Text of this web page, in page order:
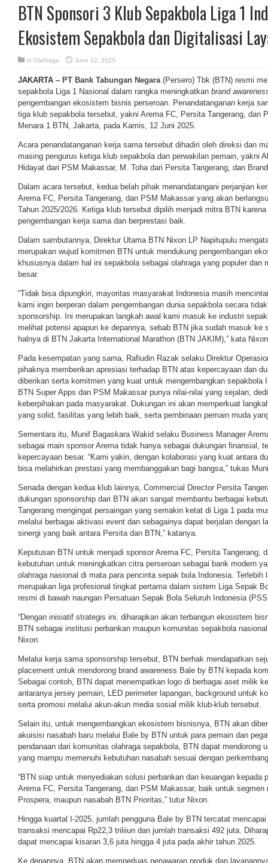
BTN Sponsori 3 Klub Sepakbola Liga 1
Ekosistem Sepakbola dan Digitalisasi
in Olahraga June 12, 2025
JAKARTA – PT Bank Tabungan Negara(Persero) Tbk (BTN) resmi
sepakbola Liga 1 Nasional dalam rangka meningkatkan brand
pengembangan ekosistem bisnis perseroan. Penandatanganan kerja
tiga klub sepakbola tersebut, yakni Arema FC, Persita Tangerang, dan
Menara 1 BTN, Jakarta, pada Kamis, 12 Juni 2025.
Acara penandatanganan kerja sama tersebut dihadiri oleh direksi dan
masing pengurus ketiga klub sepakbola dan perwakilan pemain, yakni
Hidayat dari PSM Makassar, M. Toha dari Persita Tangerang, dan
Dalam acara tersebut, kedua belah pihak menandatangani perjanjian
Arema FC, Persita Tangerang, dan PSM Makassar yang akan
Tahun 2025/2026. Ketiga klub tersebut dipilih menjadi mitra BTN
pengembangan kerja sama dan berprestasi baik.
Dalam sambutannya, Direktur Utama BTN Nixon LP Napitupulu
merupakan wujud komitmen BTN untuk mendukung pengembangan
khususnya dalam hal ini sepakbola sebagai olahraga yang populer
besar.
“Tidak bisa dipungkiri, mayoritas masyarakat Indonesia masih
kami ingin berperan dalam pengembangan dunia sepakbola secara
sponsorship. Ini merupakan langkah awal kami masuk ke industri
melihat potensi apapun ke depannya, sebab BTN jika sudah masuk ke
halnya di BTN Jakarta International Marathon (BTN JAKIM),” kata
Pada kesempatan yang sama, Rafiudin Razak selaku Direktur
pihaknya memberikan apresiasi terhadap BTN atas kepercayaan dan
diberikan serta komitmen yang kuat untuk mengembangkan sepakbola
BTN Super Apps dan PSM Makassar punya nilai-nilai yang sejalan,
keberpihakan pada masyarakat. Dukungan ini akan memperkuat
yang solid, fasilitas yang lebih baik, serta pembinaan pemain muda
Sementara itu, Munif Bagaskara Wakid selaku Business Manager
sebagai main sponsor Arema tidak hanya sebagai dukungan finansial,
kepercayaan besar. “Kami yakin, dengan kolaborasi yang kuat antara
bisa melahirkan prestasi yang membanggakan bagi bangsa,” tukas
Senada dengan kedua klub lainnya, Commercial Director Persita
dukungan sponsorship dari BTN akan sangat membantu berbagai
Tangerang mengingat persaingan yang semakin ketat di Liga 1 pada
melalui berbagai aktivasi event dan sebagainya dapat berjalan dengan
sinergi yang baik antara Persita dan BTN,” katanya.
Keputusan BTN untuk menjadi sponsor Arema FC, Persita Tangerang,
kebutuhan untuk meningkatkan citra perseroan sebagai bank modern
olahraga nasional di mata para pencinta sepak bola Indonesia.
merupakan liga profesional tingkat pertama dalam sistem Liga Sepak
resmi di bawah naungan Persatuan Sepak Bola Seluruh Indonesia
“Dengan inisiatif strategis ini, diharapkan akan terbangun ekosistem
BTN sebagai institusi perbankan maupun komunitas sepakbola
Nixon.
Melalui kerja sama sponsorship tersebut, BTN berhak mendapatkan
placement untuk mendorong brand awareness Bale by BTN kepada
Sebagai contoh, BTN dapat menempatkan logo di berbagai aset milik
antaranya jersey pemain, LED perimeter lapangan, background untuk
serta promosi melalui akun-akun media sosial milik klub-klub tersebut.
Selain itu, untuk mengembangkan ekosistem bisnisnya, BTN akan
akuisisi nasabah baru melalui Bale by BTN untuk para pemain dan
pendanaan dari komunitas olahraga sepakbola, BTN dapat mendorong
yang mampu memenuhi kebutuhan nasabah sesuai dengan
“BTN siap untuk menyediakan solusi perbankan dan keuangan kepada
Arema FC, Persita Tangerang, dan PSM Makassar, baik untuk segmen
Prospera, maupun nasabah BTN Prioritas,” tutur Nixon.
Hingga kuartal I-2025, jumlah pengguna Bale by BTN tercatat
transaksi mencapai Rp22,3 triliiun dan jumlah transaksi 492 juta.
dapat mencapai kisaran 3,6 juta hingga 4 juta pada akhir tahun 2025.
Ke depannya, BTN akan memperluas penawaran produk dan